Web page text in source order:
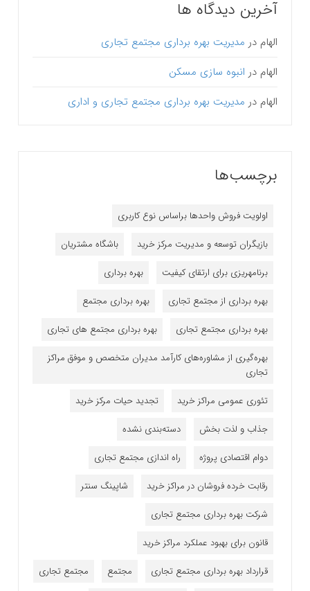
آخرین دیدگاه ها
الهام در مدیریت بهره برداری مجتمع تجاری
الهام در انبوه سازی مسکن
الهام در مدیریت بهره برداری مجتمع تجاری و اداری
برچسب‌ها
اولویت فروش واحدها براساس نوع کاربری
بازیگران توسعه و مدیریت مرکز خرید
باشگاه مشتریان
برنامه‎ریزی برای ارتقای کیفیت
بهره برداری
بهره برداری از مجتمع تجاری
بهره برداری مجتمع
بهره برداری مجتمع تجاری
بهره برداری مجتمع های تجاری
بهره‌گیری از مشاوره‌های کارآمد مدیران متخصص و موفق مراکز
تجاری
تئوری عمومی مراکز خرید
تجدید حیات مرکز خرید
جذاب و لذت بخش
دسته‌بندی نشده
دوام اقتصادی پروژه
راه اندازی مجتمع تجاری
رقابت خرده فروشان در مراکز خرید
شاپینگ سنتر
شرکت بهره برداری مجتمع تجاری
قانون برای بهبود عملکرد مراکز خرید
قرارداد بهره برداری مجتمع تجاری
مجتمع
مجتمع تجاری